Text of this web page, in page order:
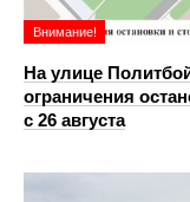
Внимание!
На улице
ограничения
с 26 августа